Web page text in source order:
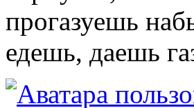
прогазуешь
едешь, даешь